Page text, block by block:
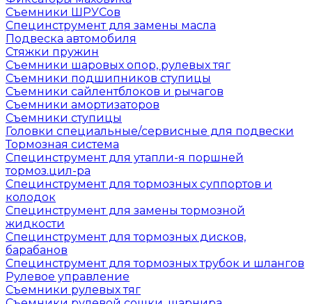
Съемники ШРУСов
Специнструмент для замены масла
Подвеска автомобиля
Стяжки пружин
Съемники шаровых опор, рулевых тяг
Съемники подшипников ступицы
Съемники сайлентблоков и рычагов
Съемники амортизаторов
Съемники ступицы
Головки специальные/сервисные для подвески
Тормозная система
Специнструмент для утапли-я поршней
тормоз.цил-ра
Специнструмент для тормозных суппортов и
колодок
Специнструмент для замены тормозной
жидкости
Специнструмент для тормозных дисков,
барабанов
Специнструмент для тормозных трубок и шлангов
Рулевое управление
Съемники рулевых тяг